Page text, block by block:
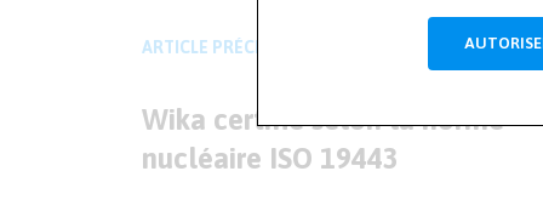
ARTICLE PRÉCÉDENT
Wika certifié selon la norme
nucléaire ISO 19443